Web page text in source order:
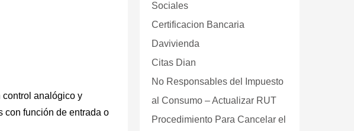
control analógico y
con función de entrada o
Sociales
Certificacion Bancaria
Davivienda
Citas Dian
No Responsables del Impuesto
al Consumo – Actualizar RUT
Procedimiento Para Cancelar el